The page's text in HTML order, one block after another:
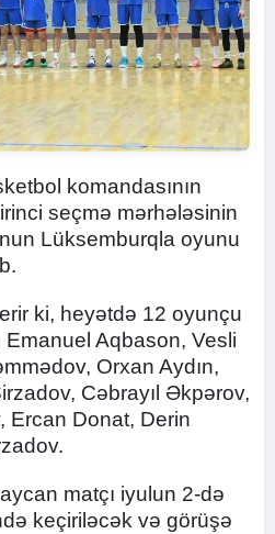
komandasının
seçmə mərhələsinin
Lüksemburqla oyunu
ki, heyətdə 12 oyunçu
Aqbason, Vesli
Orxan Aydın,
Cəbrayıl Əkpərov,
Ercan Donat, Derin
matçı iyulun 2-də
keçiriləcək və görüşə